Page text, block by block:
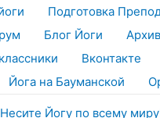
Подготовка
Блог Йоги
Вконтакте
Йога на Бауманской